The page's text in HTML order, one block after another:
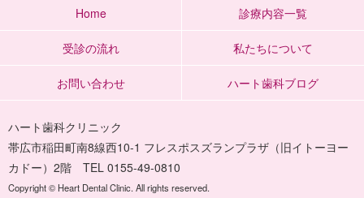
Home 診療内容一覧
受診の流れ 私たちについて
お問い合わせ ハート歯科ブログ
ハート歯科クリニック
帯広市稲田町南8線西10-1 フレスポスズランプラザ（旧イトーヨー
カドー）2階 TEL 0155-49-0810
Copyright © Heart Dental Clinic. All rights reserved.